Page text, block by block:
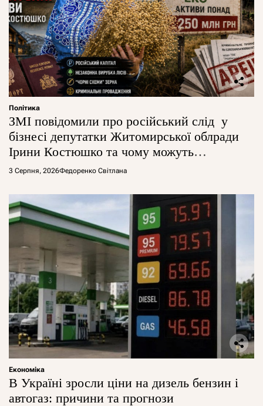
Політика
ЗМІ повідомили про російський слід у
бізнесі депутатки Житомирської облради
Ірини Костюшко та чому можуть
арештувати її активи
3 Серпня, 2026Федоренко Світлана
Економіка
В Україні зросли ціни на дизель бензин і
автогаз: причини та прогнози